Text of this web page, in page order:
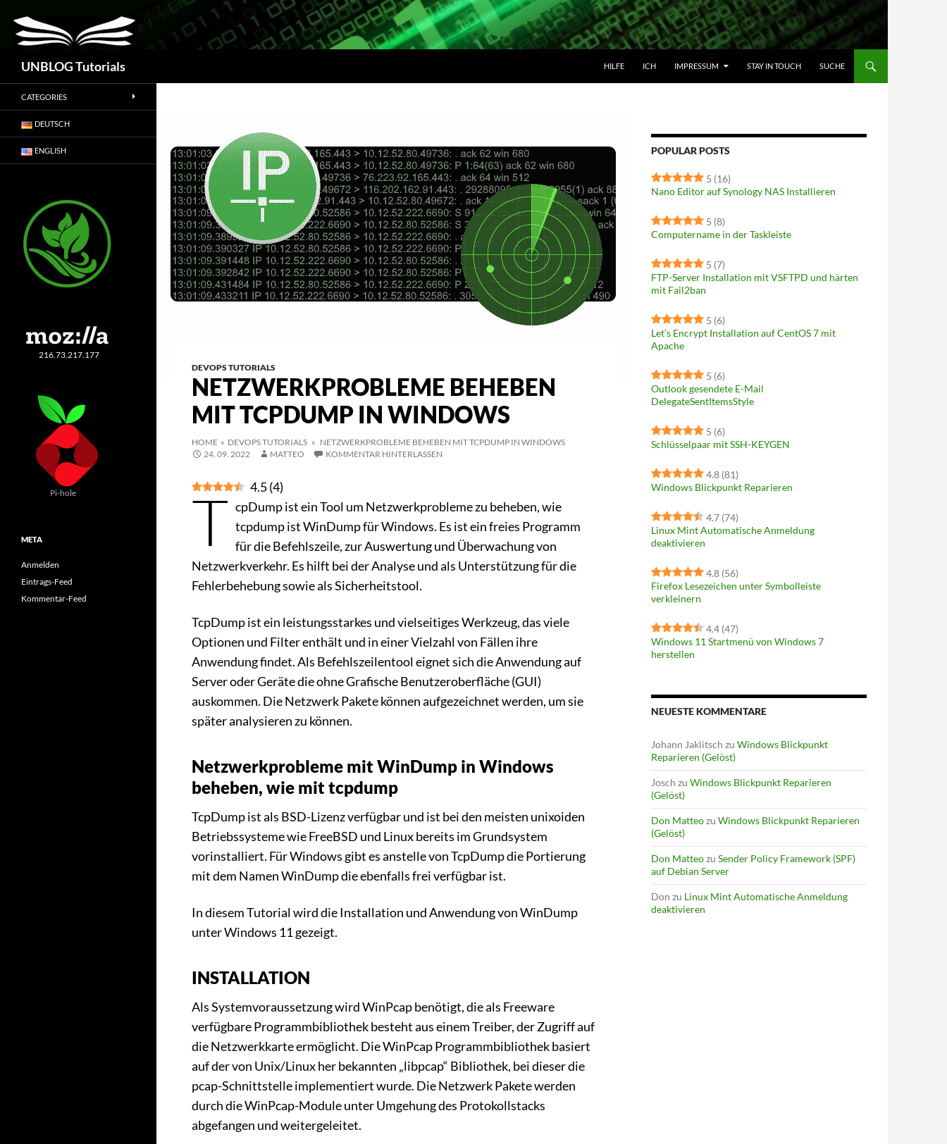
UNBLOG Tutorials
Suchen
HILFE
ICH IMPRESSUM STAY IN TOUCH SUCHE
DEVOPS TUTORIALS
NETZWERKPROBLEME BEHEBEN
MIT TCPDUMP IN WINDOWS
HOME » DEVOPS TUTORIALS » NETZWERKPROBLEME BEHEBEN MIT TCPDUMP IN WINDOWS
24. 09. 2022
MATTEO KOMMENTAR HINTERLASSEN
4.5(4)
T cpDump ist ein Tool um Netzwerkprobleme zu beheben, wie
tcpdump ist WinDump für Windows. Es ist ein freies Programm
für die Befehlszeile, zur Auswertung und Überwachung von
Netzwerkverkehr. Es hilft bei der Analyse und als Unterstützung für die
Fehlerbehebung sowie als Sicherheitstool.
TcpDump ist ein leistungsstarkes und vielseitiges Werkzeug, das viele
Optionen und Filter enthält und in einer Vielzahl von Fällen ihre
Anwendung findet. Als Befehlszeilentool eignet sich die Anwendung auf
Server oder Geräte die ohne Grafische Benutzeroberfläche (GUI)
auskommen. Die Netzwerk Pakete können aufgezeichnet werden, um sie
später analysieren zu können.
Netzwerkprobleme mit WinDump in Windows
beheben, wie mit tcpdump
TcpDump ist als BSD-Lizenz verfügbar und ist bei den meisten unixoiden
Betriebssysteme wie FreeBSD und Linux bereits im Grundsystem
vorinstalliert. Für Windows gibt es anstelle von TcpDump die Portierung
mit dem Namen WinDump die ebenfalls frei verfügbar ist.
In diesem Tutorial wird die Installation und Anwendung von WinDump
unter Windows 11 gezeigt.
INSTALLATION
Als Systemvoraussetzung wird WinPcap benötigt, die als Freeware
verfügbare Programmbibliothek besteht aus einem Treiber, der Zugriff auf
die Netzwerkkarte ermöglicht. Die WinPcap Programmbibliothek basiert
auf der von Unix/Linux her bekannten „libpcap“ Bibliothek, bei dieser die
pcap-Schnittstelle implementiert wurde. Die Netzwerk Pakete werden
durch die WinPcap-Module unter Umgehung des Protokollstacks
abgefangen und weitergeleitet.
POPULAR POSTS
5 (16)
Nano Editor auf Synology NAS Installieren
5 (8)
Computername in der Taskleiste
5 (7)
FTP-Server Installation mit VSFTPD und härten
mit Fail2ban
5 (6)
Let’s Encrypt Installation auf CentOS 7 mit
Apache
5 (6)
Outlook gesendete E-Mail
DelegateSentItemsStyle
5 (6)
Schlüsselpaar mit SSH-KEYGEN
4.8 (81)
Windows Blickpunkt Reparieren
4.7 (74)
Linux Mint Automatische Anmeldung
deaktivieren
4.8 (56)
Firefox Lesezeichen unter Symbolleiste
verkleinern
4.4 (47)
Windows 11 Startmenü von Windows 7
herstellen
NEUESTE KOMMENTARE
Johann Jaklitsch zu Windows Blickpunkt
Reparieren (Gelöst)
Josch zu Windows Blickpunkt Reparieren
(Gelöst)
Don Matteozu Windows Blickpunkt Reparieren
(Gelöst)
Don Matteozu Sender Policy Framework (SPF)
auf Debian Server
Don zu Linux Mint Automatische Anmeldung
deaktivieren
CATEGORIES
DEUTSCH
ENGLISH
216.73.217.177
Pi-hole
META
Anmelden
Eintrags-Feed
Kommentar-Feed